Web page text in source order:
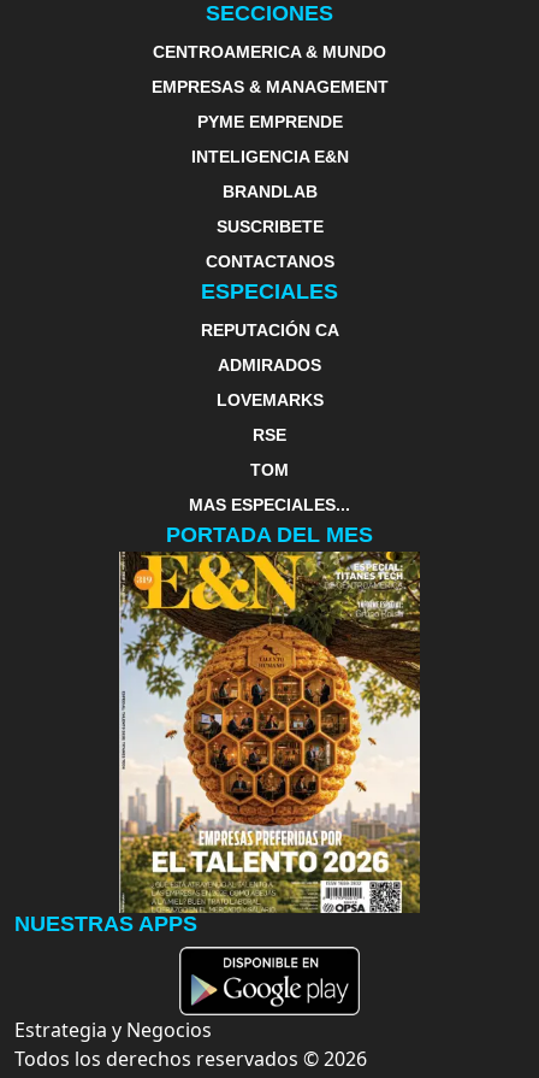
SECCIONES
CENTROAMERICA & MUNDO
EMPRESAS & MANAGEMENT
PYME EMPRENDE
INTELIGENCIA E&N
BRANDLAB
SUSCRIBETE
CONTACTANOS
ESPECIALES
REPUTACIÓN CA
ADMIRADOS
LOVEMARKS
RSE
TOM
MAS ESPECIALES...
PORTADA DEL MES
NUESTRAS APPS
Estrategia y Negocios
Todos los derechos reservados ©2026